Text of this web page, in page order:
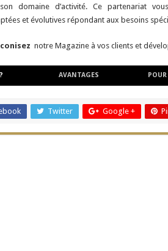
domaine d’activité. Ce partenariat
et évolutives répondant aux besoins
notre Magazine à vos clients et
AVANTAGES
Twitter Google +